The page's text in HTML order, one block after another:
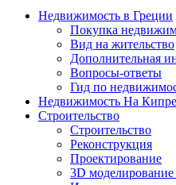
Недвижимость в Греции
Покупка
Вид на жительство
Дополнительная
Вопросы-ответы
Гид по
Недвижимость На Кипре
Строительство
Строительство
Реконструкция
Проектирование
3D моделирование